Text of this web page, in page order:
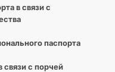
в связи с
паспорта
связи с порчей